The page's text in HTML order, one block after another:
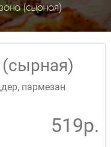
(сырная)
пармезан
519р.